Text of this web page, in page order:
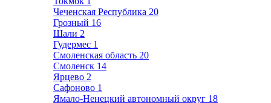
Чеченская Республика 20
Грозный 16
Шали 2
Гудермес 1
Смоленская область 20
Смоленск 14
Ярцево 2
Сафоново 1
Ямало-Ненецкий автономный округ 18